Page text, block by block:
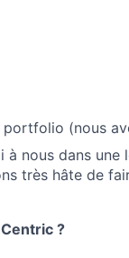
(nous
nous dans
très hâte de
?